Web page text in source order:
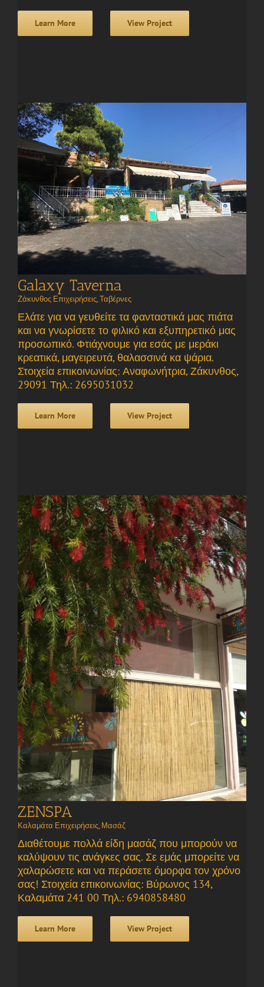
Learn More View Project
Galaxy Taverna
Ζάκυνθος Επιχειρήσεις,Ταβέρνες
Ελάτε για να γευθείτε τα φανταστικά μας πιάτα
και να γνωρίσετε το φιλικό και εξυπηρετικό μας
προσωπικό. Φτιάχνουμε για εσάς με μεράκι
κρεατικά, μαγειρευτά, θαλασσινά κα ψάρια.
Στοιχεία επικοινωνίας: Αναφωνήτρια, Ζάκυνθος,
29091 Τηλ.: 2695031032
Learn More View Project
ZENSPA
Καλαμάτα Επιχειρήσεις, Μασάζ
Διαθέτουμε πολλά είδη μασάζ που μπορούν να
καλύψουν τις ανάγκες σας. Σε εμάς μπορείτε να
χαλαρώσετε και να περάσετε όμορφα τον χρόνο
σας! Στοιχεία επικοινωνίας: Βύρωνος 134,
Καλαμάτα 241 00 Τηλ.: 6940858480
Learn More View Project